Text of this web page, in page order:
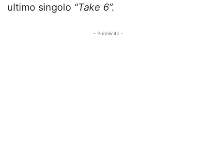
ultimo singolo “Take 6”.
- Pubblicità -